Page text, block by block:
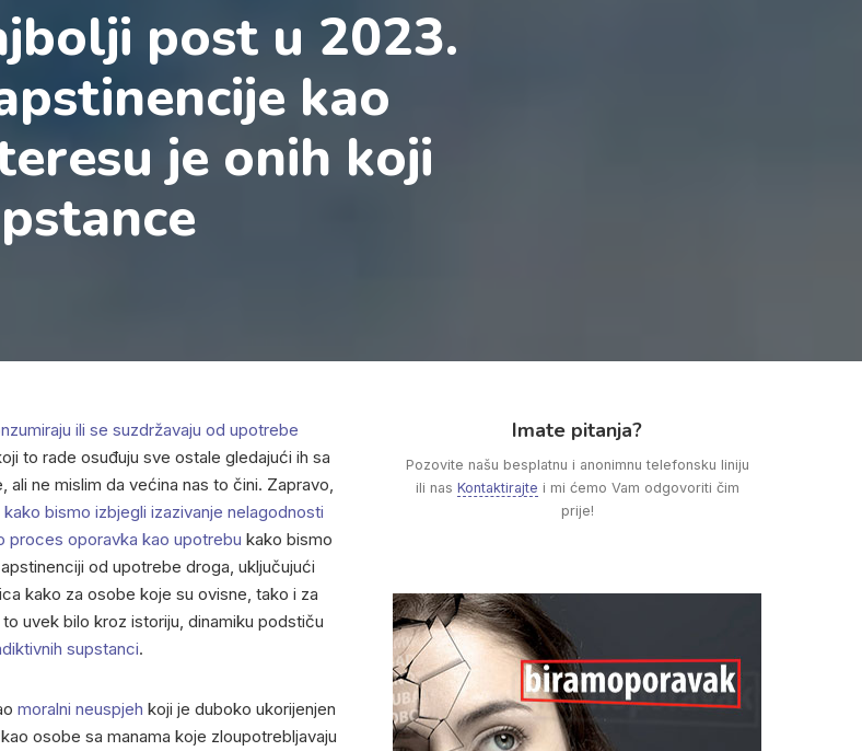
post u 2023.
kao
je onih koji
ili se suzdržavaju od upotrebe
to rade osuđuju sve ostale gledajući ih sa
ne mislim da većina nas to čini. Zapravo,
bismo izbjegli izazivanje nelagodnosti
proces oporavka kao upotrebu kako bismo
od upotrebe droga, uključujući
kako za osobe koje su ovisne, tako i za
uvek bilo kroz istoriju, dinamiku podstiču
supstanci.
moralni neuspjeh koji je duboko ukorijenjen
osobe sa manama koje zloupotrebljavaju
Imate pitanja?
Pozovite našu besplatnu i anonimnu telefonsku liniju
ili nas Kontaktirajte i mi ćemo Vam odgovoriti čim
prije!